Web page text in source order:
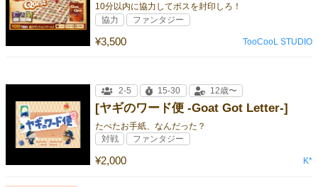
10分以内に協力してボスを封印しろ！
¥3,500
協力 ファンタジー
TooCooL STUDIO
[ヤギのワード便 -Goat Got Letter-]
たべたお手紙、なんだった？
¥2,000
2-5 15-30 12歳〜
対戦 ファンタジー
K*